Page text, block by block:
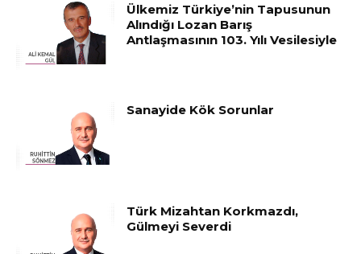
Ülkemiz Türkiye’nin Tapusunun
Alındığı Lozan Barış
Antlaşmasının 103. Yılı Vesilesiyle
Sanayide Kök Sorunlar
Türk Mizahtan Korkmazdı,
Gülmeyi Severdi